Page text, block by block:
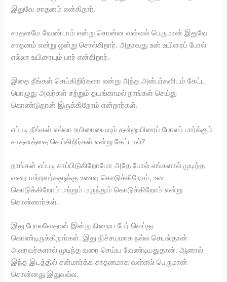
இதுவே சாதனம் என்கிறார்.
சாதனமே வேண்டாம் என்று சொன்ன வள்ளல் பெருமான் இதுவே
சாதனம் என்று ஒன்று சொல்கிறார். அதாவது உன் உயிரைப் போல்
எல்லா உயிரையும் பார் என்கிறார்.
இதை நீங்கள் செய்கிறிர்களா என்று அந்த அன்பர்களிடம் கேட்ட
பொழுது அவர்கள் சற்றும் தயங்காமல் நாங்கள் செய்து
கொண்டுதான் இருக்கிறோம் என்றார்கள்.
எப்படி நீங்கள் எல்லா உயிரையையும் தன்னுயிரைப் போலப் பார்க்கும்
சாதனத்தை செய்கிறிர்கள் என்று கேட்டால்?
நாங்கள் எப்படி சாப்பிடுகிறோமோ அதே போல் எங்களால் முடிந்த
வரை மற்றவர்களுக்கு உணவு கொடுக்கிறோம், உடை
கொடுக்கிறோம் மற்றும் மருந்தும் கொடுக்கிறோம் என்று
சொன்னார்கள்.
இது போலவேதான் இன்று நிறைய பேர் செய்து
கொண்டிருக்கிறார்கள். இது நிச்சயமாக நல்ல செயல்தான்
அவரவர்களால் முடிந்த வரை செய்ய வேண்டியதுதான். ஆனால்
இந்த இடத்தில் சன்மார்க்க சாதனமாக வள்ளல் பெருமான்
சொன்னது இதுவல்ல.